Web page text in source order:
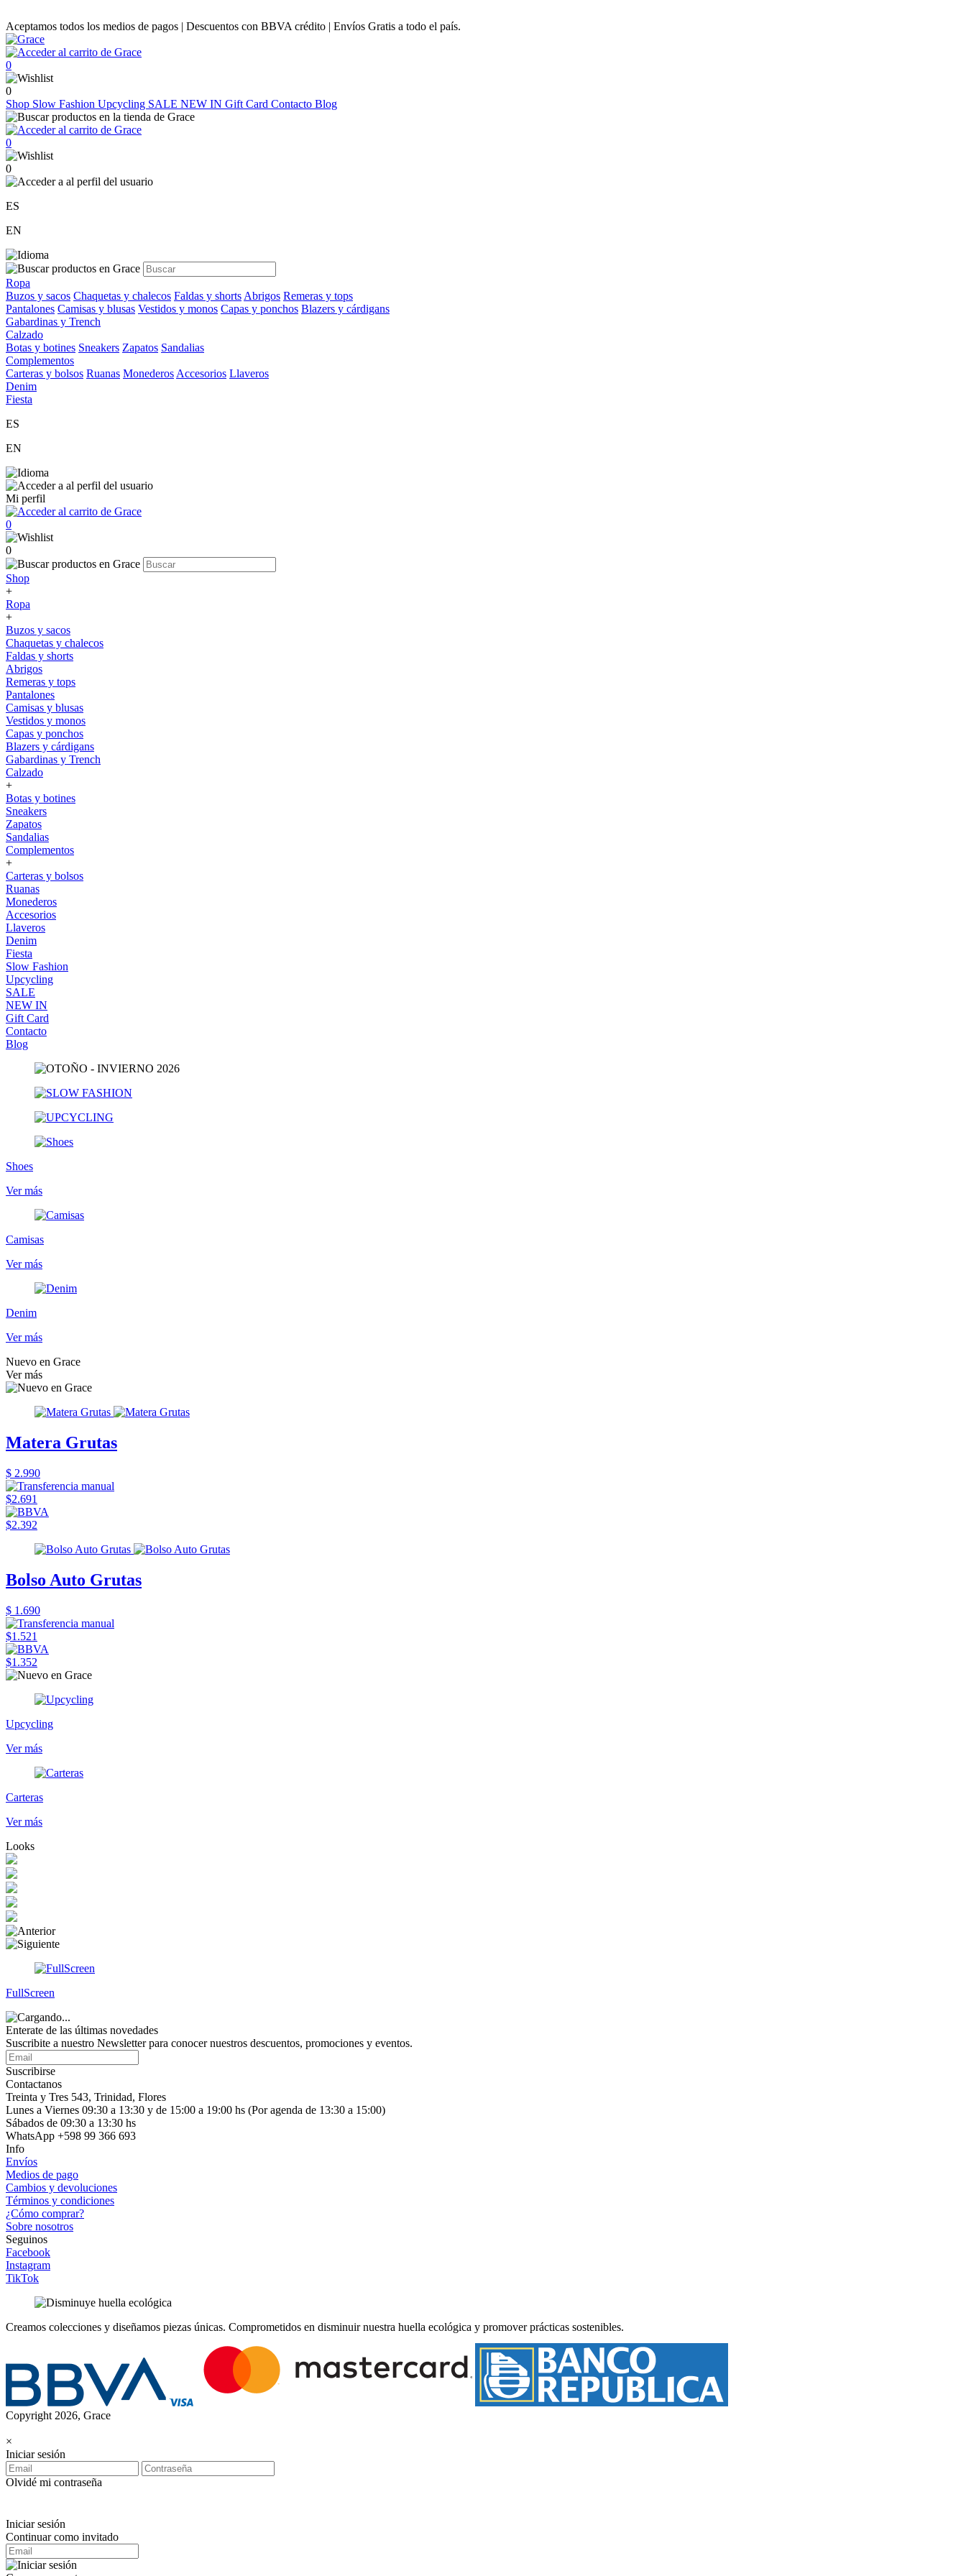
Aceptamos todos los medios de pagos | Descuentos con BBVA crédito | Envíos Gratis a todo el país.
0
0
Shop Slow Fashion Upcycling SALE NEW IN Gift Card Contacto Blog
0
0
ES
EN
Ropa
Buzos y sacos Chaquetas y chalecos Faldas y shorts Abrigos Remeras y tops
Pantalones Camisas y blusas Vestidos y monos Capas y ponchos Blazers y cárdigans
Gabardinas y Trench
Calzado
Botas y botines Sneakers Zapatos Sandalias
Complementos
Carteras y bolsos Ruanas Monederos Accesorios Llaveros
Denim
Fiesta
ES
EN
Mi perfil
0
0
Shop
+
Ropa
+
Buzos y sacos
Chaquetas y chalecos
Faldas y shorts
Abrigos
Remeras y tops
Pantalones
Camisas y blusas
Vestidos y monos
Capas y ponchos
Blazers y cárdigans
Gabardinas y Trench
Calzado
+
Botas y botines
Sneakers
Zapatos
Sandalias
Complementos
+
Carteras y bolsos
Ruanas
Monederos
Accesorios
Llaveros
Denim
Fiesta
Slow Fashion
Upcycling
SALE
NEW IN
Gift Card
Contacto
Blog
Shoes
Ver más
Camisas
Ver más
Denim
Ver más
Nuevo en Grace
Ver más
Matera Grutas
$ 2.990
$2.691
$2.392
Bolso Auto Grutas
$ 1.690
$1.521
$1.352
Upcycling
Ver más
Carteras
Ver más
Looks
FullScreen
Enterate de las últimas novedades
Suscribite a nuestro Newsletter para conocer nuestros descuentos, promociones y eventos.
Suscribirse
Contactanos
Treinta y Tres 543, Trinidad, Flores
Lunes a Viernes 09:30 a 13:30 y de 15:00 a 19:00 hs (Por agenda de 13:30 a 15:00)
Sábados de 09:30 a 13:30 hs
WhatsApp +598 99 366 693
Info
Envíos
Medios de pago
Cambios y devoluciones
Términos y condiciones
¿Cómo comprar?
Sobre nosotros
Seguinos
Facebook
Instagram
TikTok
Creamos colecciones y diseñamos piezas únicas. Comprometidos en disminuir nuestra huella ecológica y promover prácticas sostenibles.
Copyright 2026, Grace
×
Iniciar sesión
Olvidé mi contraseña
Iniciar sesión
Continuar como invitado